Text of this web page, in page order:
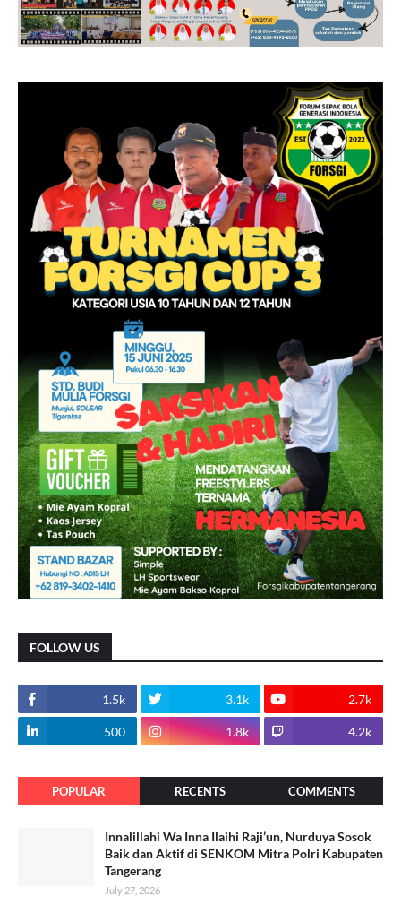
FOLLOW US
1.5k 3.1k 2.7k
500 1.8k 4.2k
POPULAR RECENTS COMMENTS
Innalillahi Wa Inna Ilaihi Raji’un, Nurduya Sosok
Baik dan Aktif di SENKOM Mitra Polri Kabupaten
Tangerang
July 27, 2026